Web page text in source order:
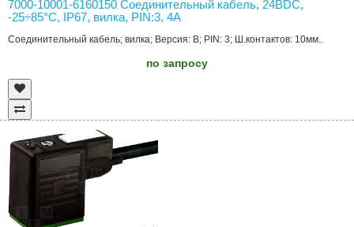
7000-10001-6160150 Соединительный кабель, 24ВDC,
-25÷85°C, IP67, вилка, PIN:3, 4А
Соединительный кабель; вилка; Версия: B; PIN: 3; Ш.контактов: 10мм..
по запросу